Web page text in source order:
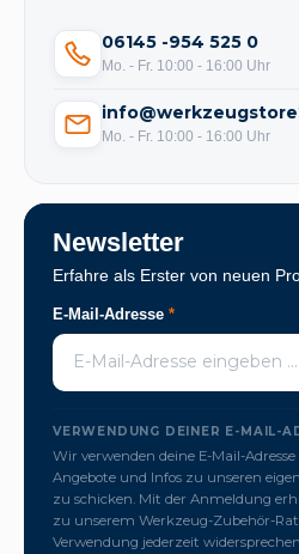
06145 -954 525 0
Mo. - Fr. 10:00 - 16:00 Uhr
Mo. - Fr. 10:00 - 16:00 Uhr
Newsletter
Erfahre als Erster von neuen
E-Mail-Adresse *
VERWENDUNG DEINER E-MAIL-
Wir verwenden deine E-Mail-
Angebote und Infos zu unseren
zu schicken. Mit der Anmeldung
zu unserem Werkzeug-Zubehör-
Verwendung jederzeit widersprechen.